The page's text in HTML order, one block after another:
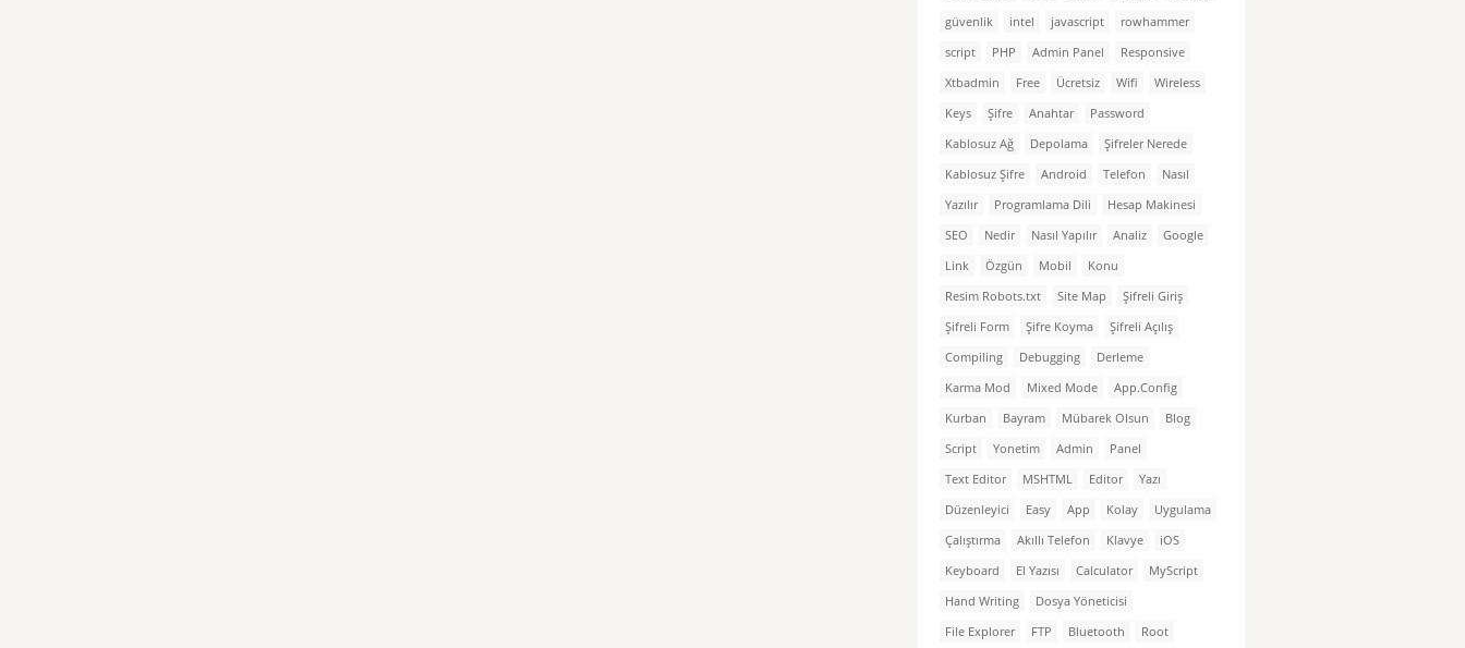
güvenlik
intel javascript
rowhammer
script
PHP Admin Panel
Responsive
Xtbadmin
Free Ücretsiz Wifi
Wireless
Keys
Şifre Anahtar
Password
Kablosuz Ağ
Depolama
Şifreler Nerede
Kablosuz Şifre
Android Telefon
Nasıl
Yazılır
Programlama Dili
Hesap Makinesi
SEO
Nedir Nasıl Yapılır Analiz
Google
Link
Özgün Mobil
Konu
Resim Robots.txt
Site Map
Şifreli Giriş
Şifreli Form
Şifre Koyma
Şifreli Açılış
Compiling
Debugging
Derleme
Karma Mod
Mixed Mode
App.Config
Kurban
Bayram Mübarek Olsun
Blog
Script
Yonetim Admin
Panel
Text Editor
MSHTML Editor
Yazı
Düzenleyici
Easy App Kolay
Uygulama
Çalıştırma
Akıllı Telefon Klavye
iOS
Keyboard
El Yazısı Calculator
MyScript
Hand Writing
Dosya Yöneticisi
File Explorer
FTP Bluetooth Root